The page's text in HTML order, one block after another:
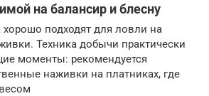
на балансир и блесну
хорошо подходят для ловли на
Техника добычи практически
моменты: рекомендуется
наживки на платниках, где